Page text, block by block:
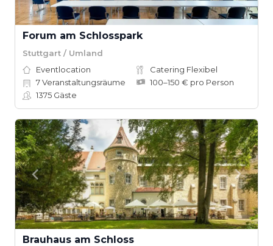
Forum am Schlosspark
Stuttgart / Umland
Eventlocation
Catering Flexibel
7Veranstaltungsräume
100–150 € pro Person
1375 Gäste
Brauhaus am Schloss